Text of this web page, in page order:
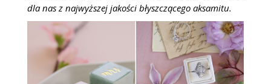
dla nas z najwyższej jakości błyszczącego aksamitu.